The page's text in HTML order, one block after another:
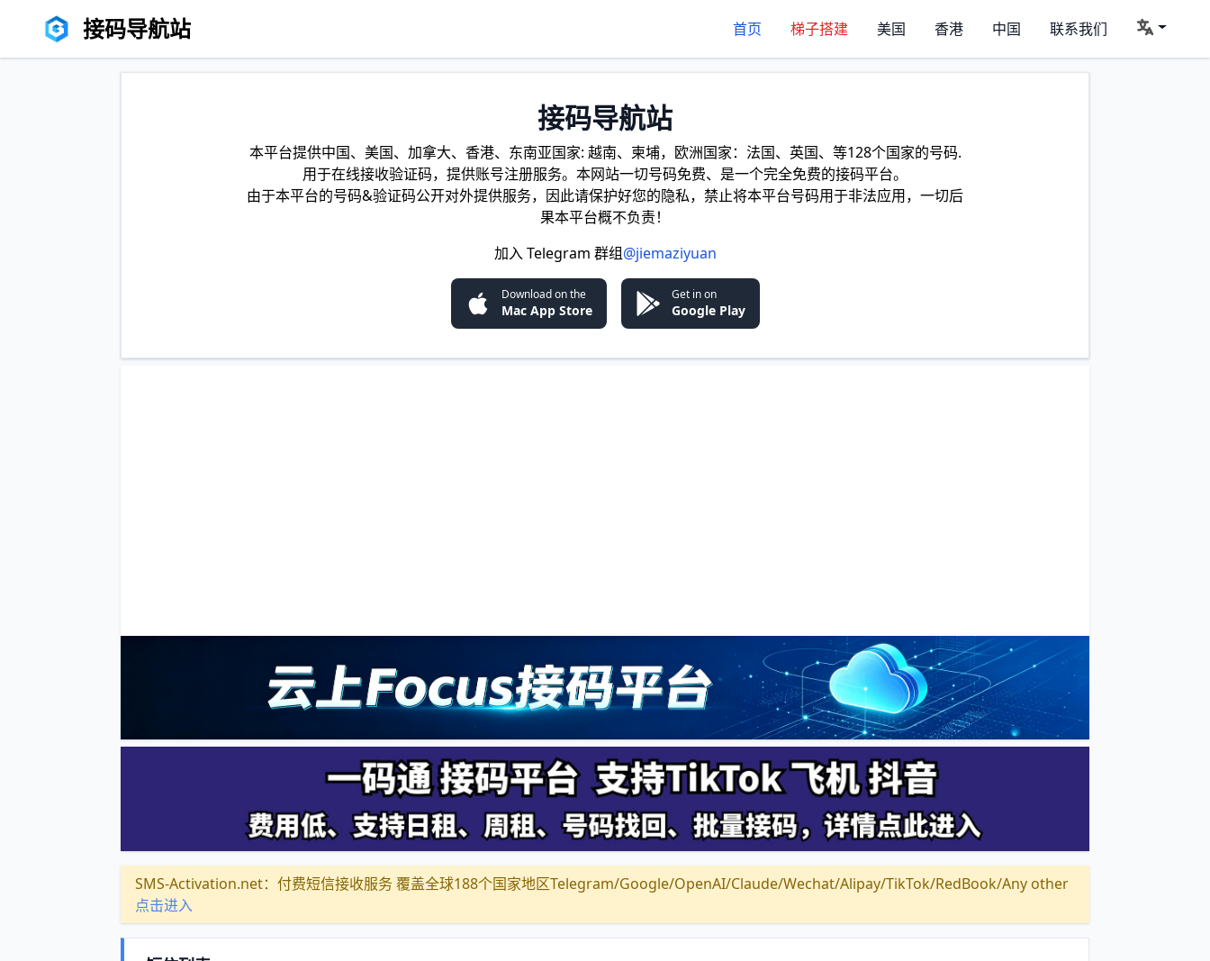
接码导航站 首页 梯子搭建 美国 香港 中国 联系我们
接码导航站
本平台提供中国、美国、加拿大、香港、东南亚国家: 越南、柬埔，欧洲国家：法国、英国、等128个国家的号码.
用于在线接收验证码，提供账号注册服务。本网站一切号码免费、是一个完全免费的接码平台。
由于本平台的号码&验证码公开对外提供服务，因此请保护好您的隐私，禁止将本平台号码用于非法应用，一切后
果本平台概不负责！
加入 Telegram 群组@jiemaziyuan
Download on the
Mac App Store
Get in on
Google Play
SMS-Activation.net：付费短信接收服务 覆盖全球188个国家地区Telegram/Google/OpenAI/Claude/Wechat/Alipay/TikTok/RedBook/Any other
点击进入